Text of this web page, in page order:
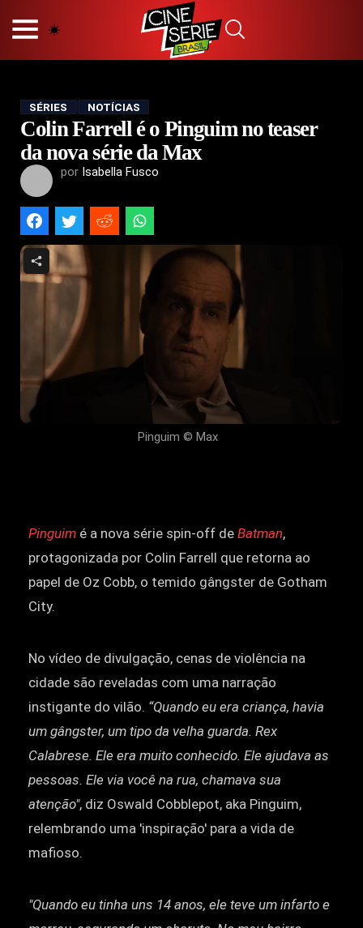
POLÍTICA DE PRIVACIDADE
TERMOS E CONDIÇÕES
CONTATO
Hot
Popular
Tendência
Filmes
SÉRIES NOTÍCIAS
Colin Farrell é o Pinguim no teaser
da nova série da Max
por Isabella Fusco
Pinguim © Max
Pinguim é a nova série spin-off de Batman,
protagonizada por Colin Farrell que retorna ao
papel de Oz Cobb, o temido gângster de Gotham
City.
No vídeo de divulgação, cenas de violência na
cidade são reveladas com uma narração
instigante do vilão. “Quando eu era criança, havia
um gângster, um tipo da velha guarda. Rex
Calabrese. Ele era muito conhecido. Ele ajudava as
pessoas. Ele via você na rua, chamava sua
atenção", diz Oswald Cobblepot, aka Pinguim,
relembrando uma 'inspiração' para a vida de
mafioso.
"Quando eu tinha uns 14 anos, ele teve um infarto e